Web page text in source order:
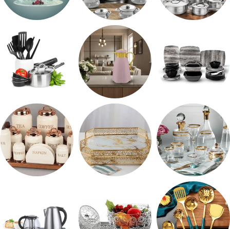
حلل المونيا
طقم ميلامين ترمس شاي رفايع المطبخ
شربات وكاسات